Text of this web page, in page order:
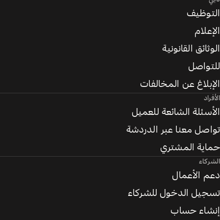
التوظيف
الإعلام
الوثائق القانونية
للتواصل
الإبلاغ عن المخالفات
الأفراد
الأسئلة الشائعة للعميل
تواصل معنا عبر الدردشة
حماية المشتري
الشركاء
دعم الأعمال
تسجيل الدخول للشركاء
إنشاء حساب